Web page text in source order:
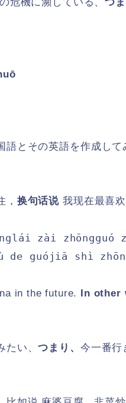
語とその英語を作成して
换句话说 我现在最喜
zài zhōngguó
de guójiā shì
in the future. In other
たい、つまり、 今一番行